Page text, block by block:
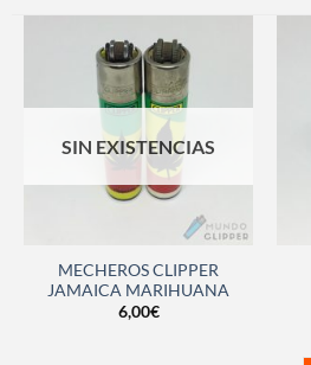
SIN EXISTENCIAS
MECHEROS CLIPPER
JAMAICA MARIHUANA
6,00€